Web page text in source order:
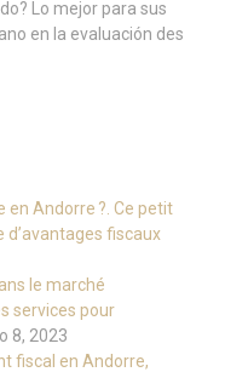
en Andorre ?. Ce petit
d’avantages fiscaux
le marché
services pour
8, 2023
fiscal en Andorre,